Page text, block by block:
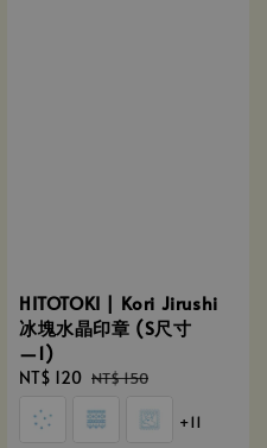
HITOTOKI | Kori Jirushi
冰塊水晶印章 (S尺寸
―1)
Sale
NT$ 120 Regular
NT$ 150
+11